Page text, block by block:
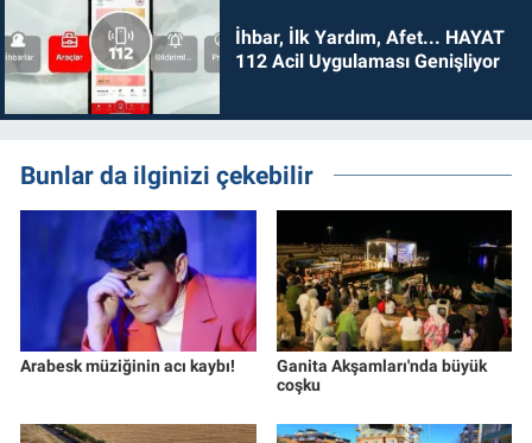
İhbar, İlk Yardım, Afet... HAYAT
112 Acil Uygulaması Genişliyor
Bunlar da ilginizi çekebilir
Arabesk müziğinin acı kaybı!
Ganita Akşamları'nda büyük
coşku